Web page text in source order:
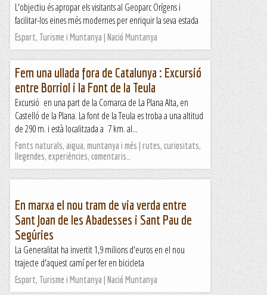
L'objectiu és apropar els visitants al Geoparc Orígens i
facilitar-los eines més modernes per enriquir la seva estada
Esport, Turisme i Muntanya | Nació Muntanya
Fem una ullada fora de Catalunya : Excursió
entre Borriol i la Font de la Teula
Excursió en una part de la Comarca de La Plana Alta, en
Castelló de la Plana. La font de la Teula es troba a una altitud
de 290 m. i està localitzada a 7 km. al...
Fonts naturals, aigua, muntanya i més | rutes, curiositats,
llegendes, experiències, comentaris…
En marxa el nou tram de via verda entre
Sant Joan de les Abadesses i Sant Pau de
Segúries
La Generalitat ha invertit 1,9 milions d'euros en el nou
trajecte d'aquest camí per fer en bicicleta
Esport, Turisme i Muntanya | Nació Muntanya